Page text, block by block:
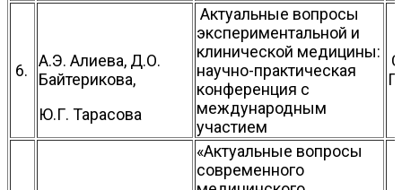
6.
А.Э. Алиева, Д.О.
Байтерикова,
Ю.Г. Тарасова
Актуальные вопросы
экспериментальной и
клинической медицины:
научно-практическая
конференция с
международным
участием
«Актуальные вопросы
современного